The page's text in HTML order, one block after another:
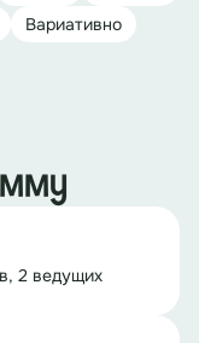
Вариативно
2 ведущих